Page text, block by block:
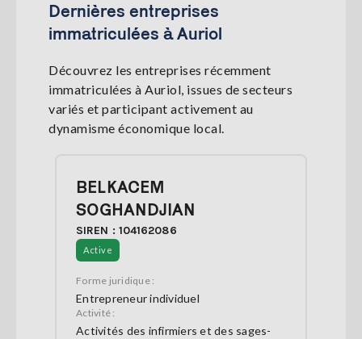
Dernières entreprises
immatriculées à Auriol
Découvrez les entreprises récemment
immatriculées à Auriol, issues de secteurs
variés et participant activement au
dynamisme économique local.
BELKACEM
SOGHANDJIAN
SIREN : 104162086
Active
Forme juridique :
Entrepreneur individuel
Activité :
Activités des infirmiers et des sages-